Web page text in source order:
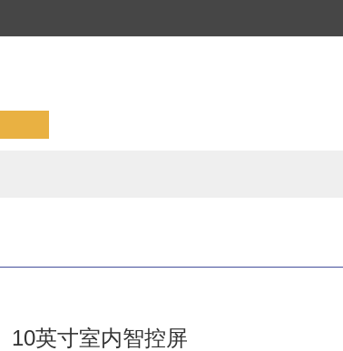
10英寸室内智控屏